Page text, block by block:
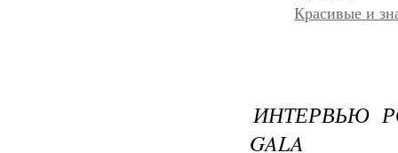
Красивые и
ИНТЕРВЬЮ
GALA